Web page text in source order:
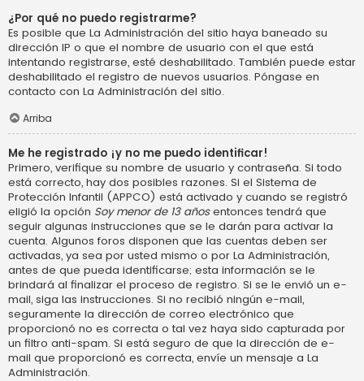
¿Por qué no puedo registrarme?
Es posible que La Administración del sitio haya baneado su
dirección IP o que el nombre de usuario con el que está
intentando registrarse, esté deshabilitado. También puede estar
deshabilitado el registro de nuevos usuarios. Póngase en
contacto con La Administración del sitio.
Arriba
Me he registrado ¡y no me puedo identificar!
Primero, verifique su nombre de usuario y contraseña. Si todo
está correcto, hay dos posibles razones. Si el Sistema de
Protección Infantil (APPCO) está activado y cuando se registró
eligió la opción Soy menor de 13 añosentonces tendrá que
seguir algunas instrucciones que se le darán para activar la
cuenta. Algunos foros disponen que las cuentas deben ser
activadas, ya sea por usted mismo o por La Administración,
antes de que pueda identificarse; esta información se le
brindará al finalizar el proceso de registro. Si se le envió un e-
mail, siga las instrucciones. Si no recibió ningún e-mail,
seguramente la dirección de correo electrónico que
proporcionó no es correcta o tal vez haya sido capturada por
un filtro anti-spam. Si está seguro de que la dirección de e-
mail que proporcionó es correcta, envíe un mensaje a La
Administración.